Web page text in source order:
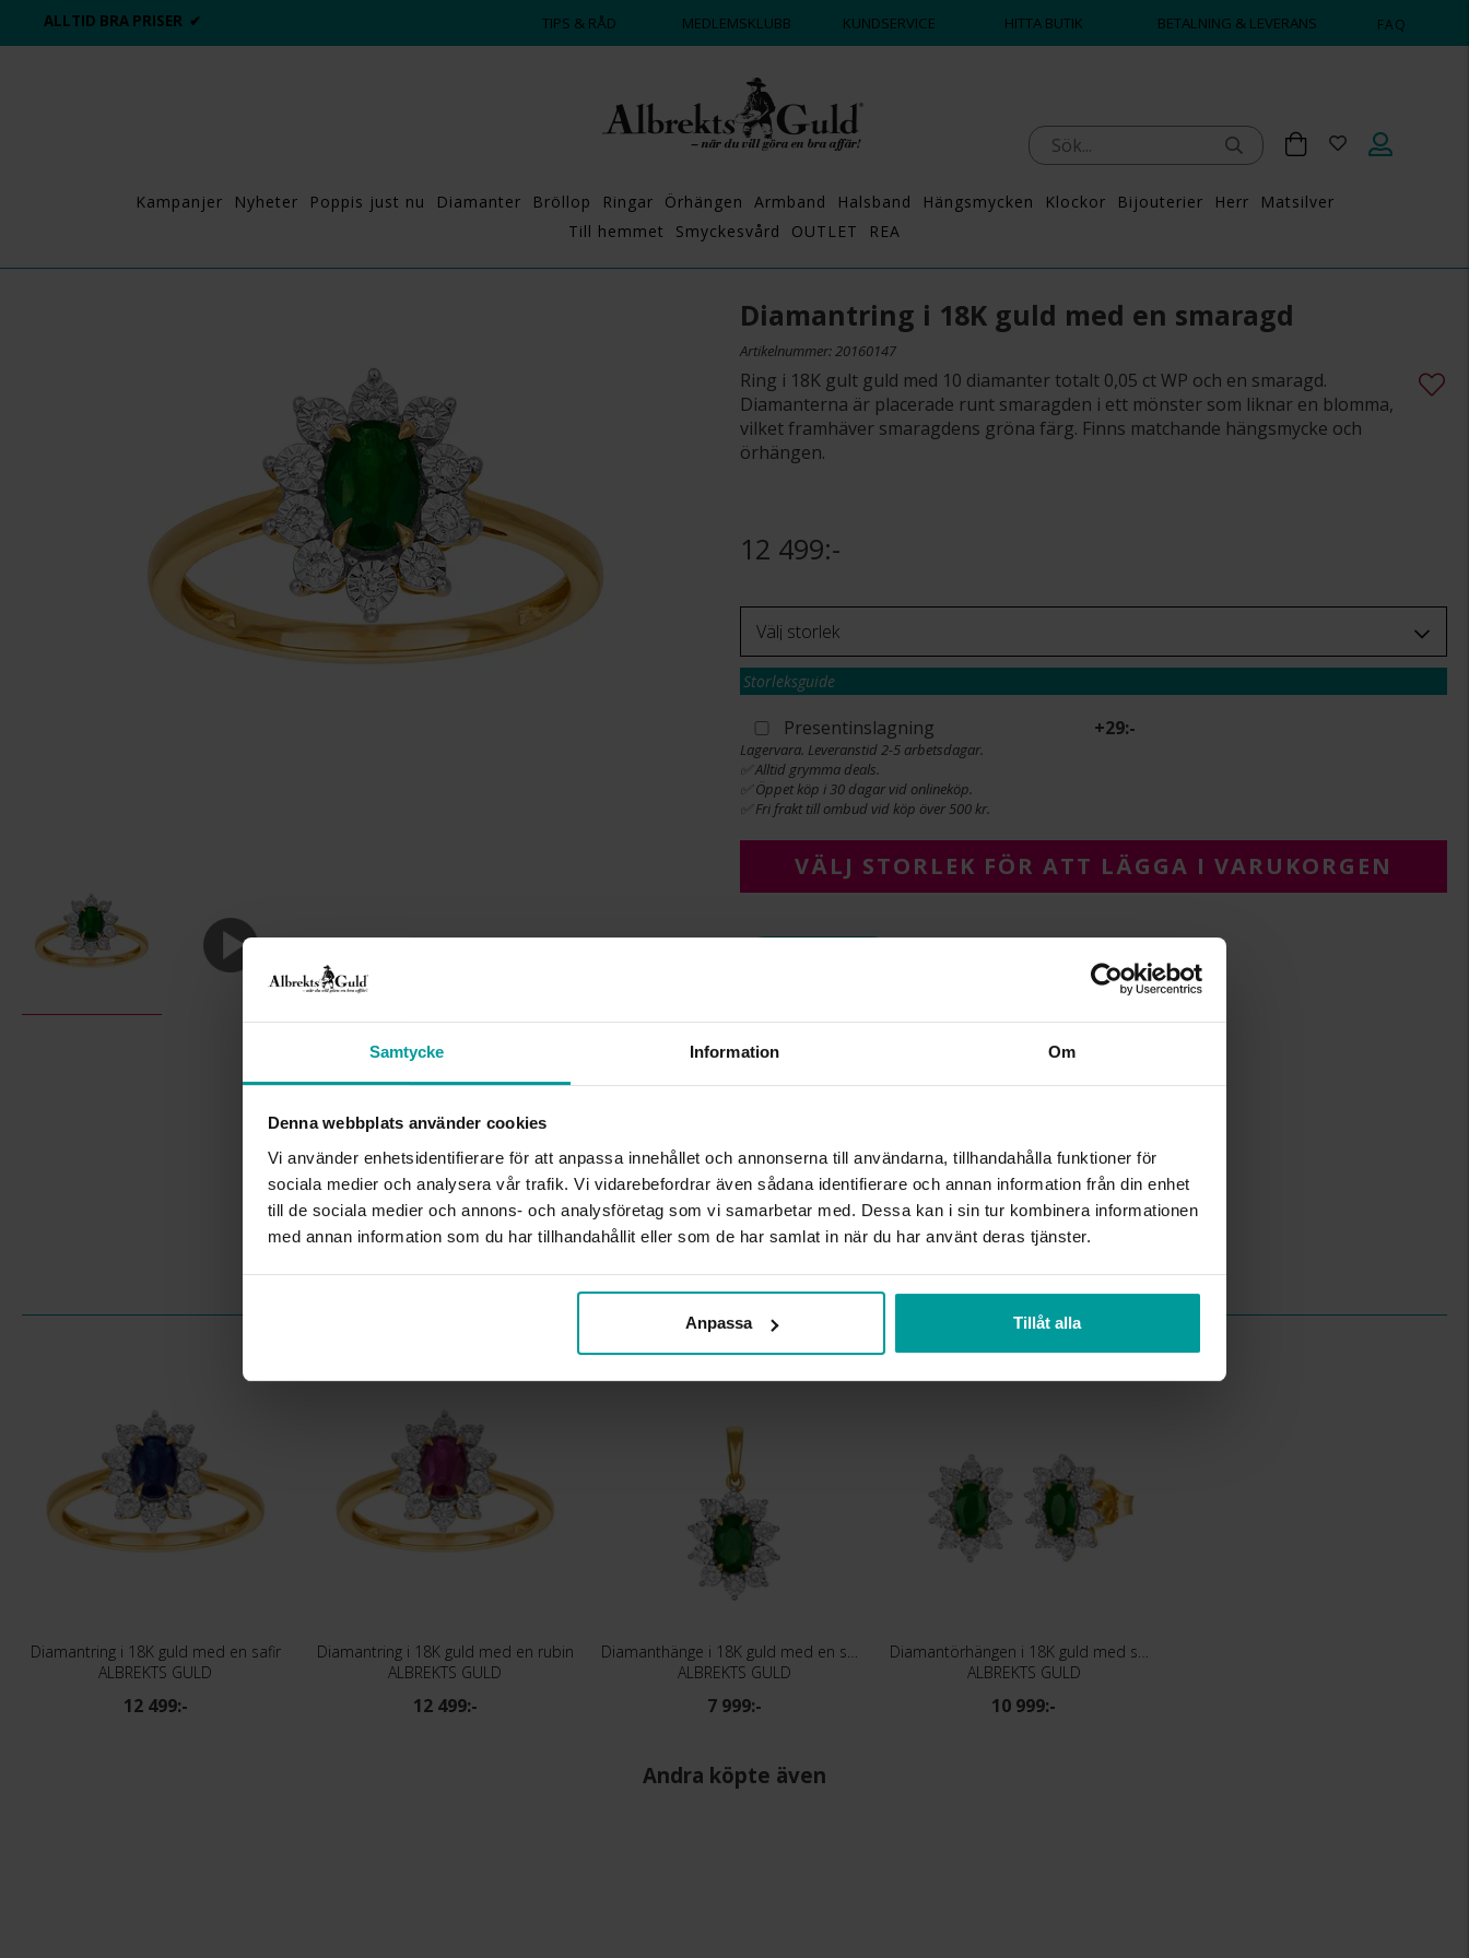
Samtycke Information Om
Denna webbplats använder cookies
Vi använder enhetsidentifierare för att anpassa innehållet och annonserna till användarna, tillhandahålla funktioner för
sociala medier och analysera vår trafik. Vi vidarebefordrar även sådana identifierare och annan information från din enhet
till de sociala medier och annons- och analysföretag som vi samarbetar med. Dessa kan i sin tur kombinera informationen
med annan information som du har tillhandahållit eller som de har samlat in när du har använt deras tjänster.
Anpassa Tillåt alla
ALLTID BRA PRISER ✔ DAGS ATT POPPA?
TIPS & RÅD MEDLEMSKLUBB KUNDSERVICE HITTA BUTIK BETALNING & LEVERANS FAQ
Kampanjer Nyheter Poppis just nu Diamanter Bröllop Ringar Örhängen Armband Halsband Hängsmycken Klockor Bijouterier Herr
Matsilver
Till hemmet
Smyckesvård OUTLET REA
Diamantring i 18K guld med en smaragd
Artikelnummer: 20160147
Ring i 18K gult guld med 10 diamanter totalt 0,05 ct WP och en smaragd.
Diamanterna är placerade runt smaragden i ett mönster som liknar en blomma,
vilket framhäver smaragdens gröna färg. Finns matchande hängsmycke och
örhängen.
12 499:-
Storleksguide
Presentinslagning +29:-
Lagervara. Leveranstid 2-5 arbetsdagar.
✅ Alltid grymma deals.
✅ Öppet köp i 30 dagar vid onlineköp.
✅ Fri frakt till ombud vid köp över 500 kr.
VÄLJ STORLEK FÖR ATT LÄGGA I VARUKORGEN
VARUMÄRKE
Albrekts Guld
MATERIAL
Guld
ANTAL DIAMANTER
10
DIAMANTSLIPNING
Rund
DIAMANTFÄRG
Wesselton (H)
DIAMANTKLARHET
P
TOTAL CARAT
0,05
Liknande produkter
Diamantring i 18K guld med en safir
ALBREKTS GULD
12 499:-
Diamantring i 18K guld med en rubin
ALBREKTS GULD
12 499:-
ALBREKTS GULD
7 999:-
ALBREKTS GULD
10 999:-
Andra köpte även